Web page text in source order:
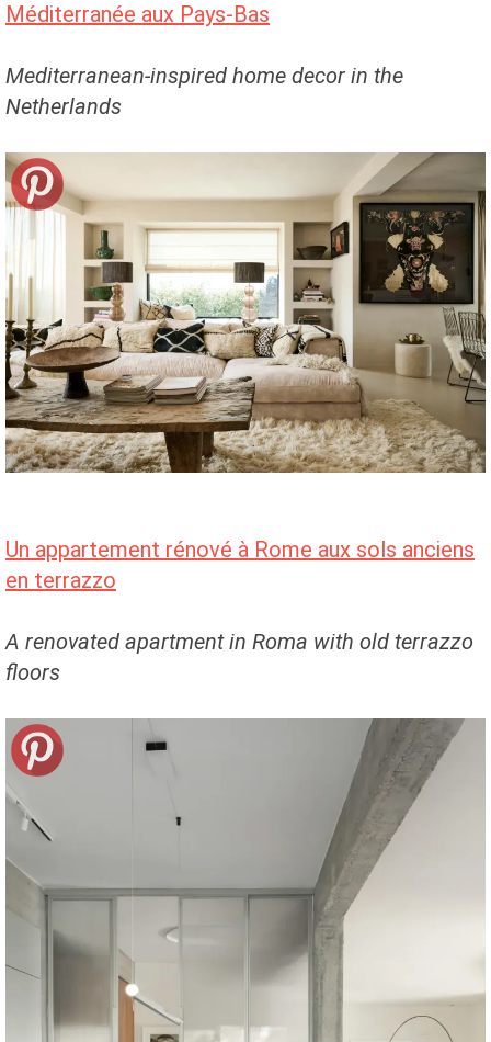
Méditerranée aux Pays-Bas
Mediterranean-inspired home decor in the
Netherlands
Un appartement rénové à Rome aux sols anciens
en terrazzo
A renovated apartment in Roma with old terrazzo
floors